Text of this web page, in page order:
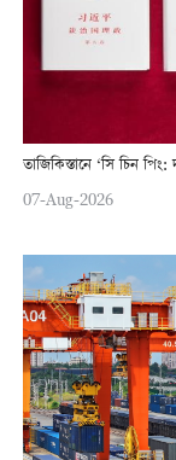
তাজিকিস্তানে ‘সি চিন
07-Aug-2026